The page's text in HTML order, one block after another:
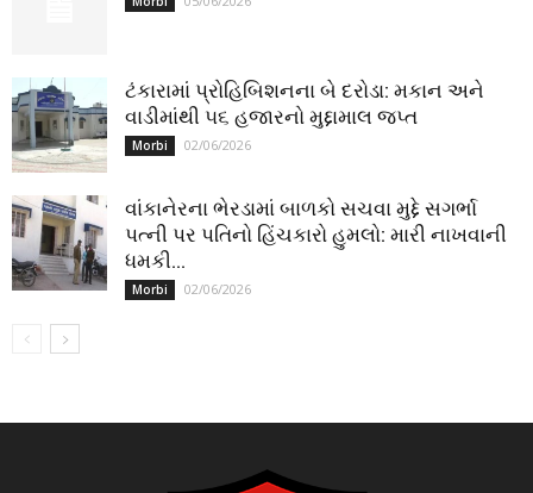
ટંકારામાં પ્રોહિબિશનના બે દરોડા: મકાન અને
વાડીમાંથી ૫૬ હજારનો મુદ્દામાલ જપ્ત
Morbi 02/06/2026
વાંકાનેરના ભેરડામાં બાળકો સચવા મુદ્દે સગર્ભા
પત્ની પર પતિનો હિંચકારો હુમલો: મારી નાખવાની
ધમકી...
Morbi 02/06/2026